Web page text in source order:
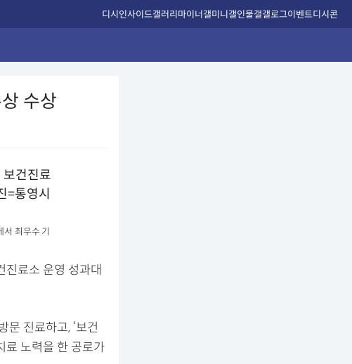
디시인사이드갤러리마이너갤미니갤인물갤갤로그이벤트디시콘
수상
서 최우수 기
진료소 운영 성과대
진료하고, ‘보건
료 노력을 한 공로가